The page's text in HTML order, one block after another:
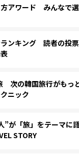
アワード みんなで選
ンキング 読者の投
次の韓国旅行がもっ
ニック
”が「旅」をテーマに
STORY